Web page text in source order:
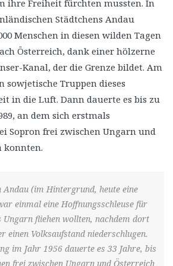
ihre Freiheit fürchten mussten. In
Städtchens Andau
Menschen in diesen wilden Tagen
Österreich, dank einer hölzerne
Kanal, der die Grenze bildet. Am
sowjetische Truppen dieses
in die Luft. Dann dauerte es bis zu
an dem sich erstmals
Sopron frei zwischen Ungarn und
konnten.
Andau (im Hintergrund, heute eine
einmal eine Hoffnungsschleuse für
Ungarn fliehen wollten, nachdem dort
einen Volksaufstand niederschlugen.
im Jahr 1956 dauerte es 33 Jahre, bis
frei zwischen Ungarn und Österreich